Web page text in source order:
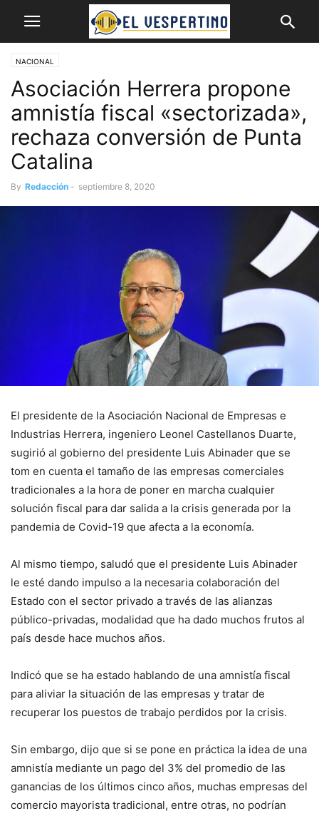
NACIONAL
Asociación Herrera propone
amnistía fiscal «sectorizada»,
rechaza conversión de Punta
Catalina
By Redacción - septiembre 8, 2020
El presidente de la Asociación Nacional de Empresas e
Industrias Herrera, ingeniero Leonel Castellanos Duarte,
sugirió al gobierno del presidente Luis Abinader que se
tom en cuenta el tamaño de las empresas comerciales
tradicionales a la hora de poner en marcha cualquier
solución fiscal para dar salida a la crisis generada por la
pandemia de Covid-19 que afecta a la economía.
Al mismo tiempo, saludó que el presidente Luis Abinader
le esté dando impulso a la necesaria colaboración del
Estado con el sector privado a través de las alianzas
público-privadas, modalidad que ha dado muchos frutos al
país desde hace muchos años.
Indicó que se ha estado hablando de una amnistía fiscal
para aliviar la situación de las empresas y tratar de
recuperar los puestos de trabajo perdidos por la crisis.
Sin embargo, dijo que si se pone en práctica la idea de una
amnistía mediante un pago del 3% del promedio de las
ganancias de los últimos cinco años, muchas empresas del
comercio mayorista tradicional, entre otras, no podrían